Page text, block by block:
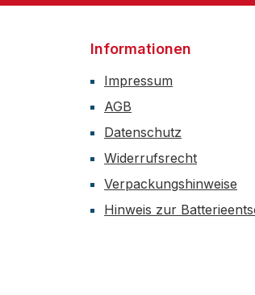
Informationen
Impressum
AGB
Datenschutz
Widerrufsrecht
Verpackungshinweise
Hinweis zur